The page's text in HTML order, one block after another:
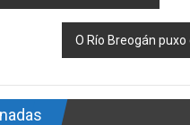
O Río Breogán